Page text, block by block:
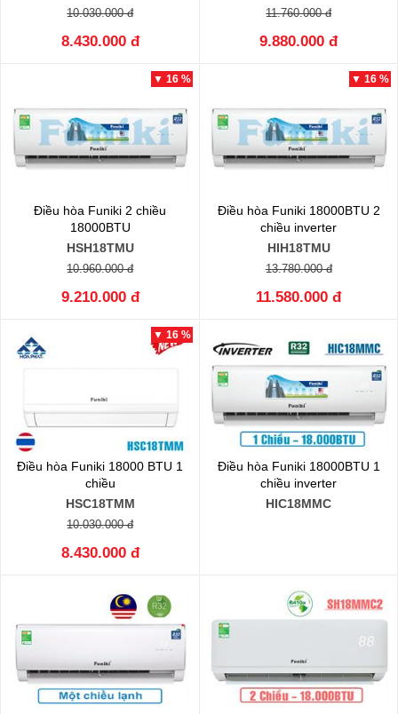
10.030.000 đ
8.430.000 đ
11.760.000 đ
9.880.000 đ
▼ 16 %
Điều hòa Funiki 2 chiều
18000BTU
HSH18TMU
10.960.000 đ
9.210.000 đ
▼ 16 %
Điều hòa Funiki 18000BTU 2
chiều inverter
HIH18TMU
13.780.000 đ
11.580.000 đ
▼ 16 %
Điều hòa Funiki 18000 BTU 1
chiều
HSC18TMM
10.030.000 đ
8.430.000 đ
Điều hòa Funiki 18000BTU 1
chiều inverter
HIC18MMC